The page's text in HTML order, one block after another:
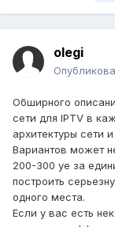
olegi
Обширного
сети для IPTV в
архитектуры сети
Вариантов может
200-300 уе за
построить
одного места.
Если у вас есть